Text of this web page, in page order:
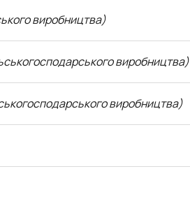
виробництва)
виробництва)
виробництва)